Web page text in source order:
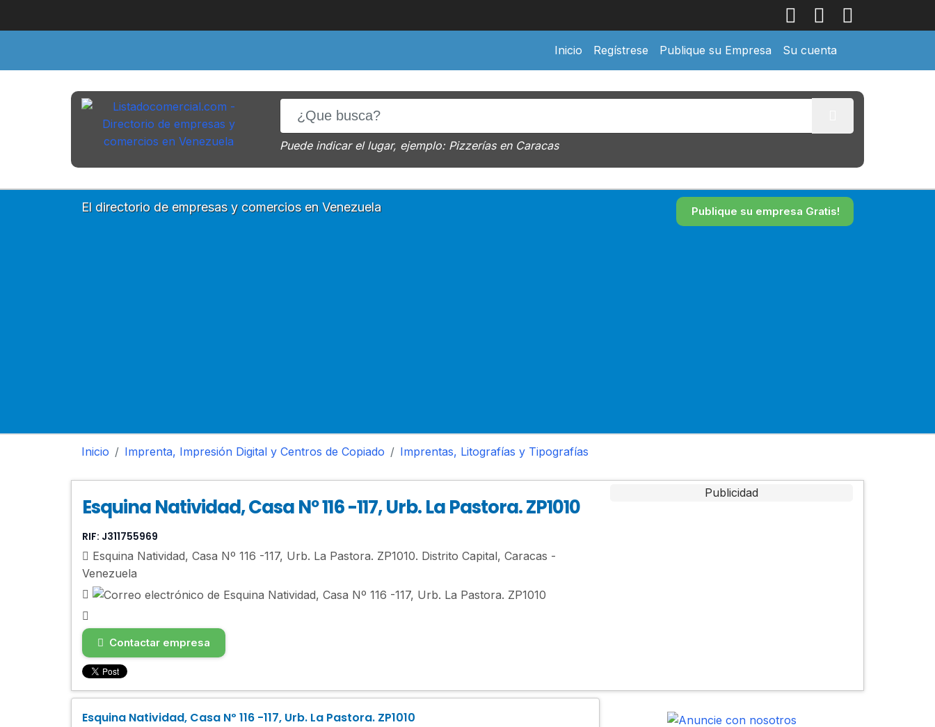
Inicio Regístrese Publique su Empresa Su cuenta
Puede indicar el lugar, ejemplo: Pizzerías en Caracas
El directorio de empresas y comercios en Venezuela Publique su empresa Gratis!
Inicio Imprenta, Impresión Digital y Centros de Copiado Imprentas, Litografías y Tipografías
Esquina Natividad, Casa Nº 116 -117, Urb. La Pastora. ZP1010
RIF: J311755969
Esquina Natividad, Casa Nº 116 -117, Urb. La Pastora. ZP1010. Distrito Capital, Caracas -
Venezuela
Contactar empresa
Publicidad
Esquina Natividad, Casa Nº 116 -117, Urb. La Pastora. ZP1010